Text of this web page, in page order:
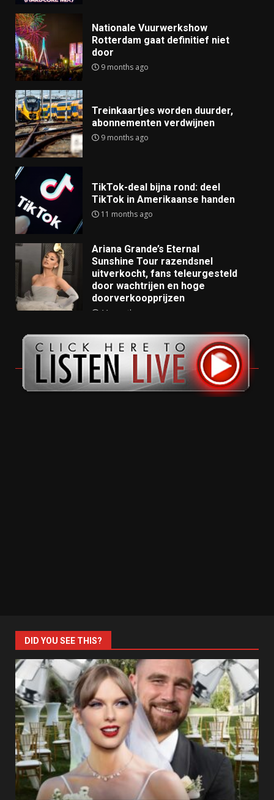
Nationale Vuurwerkshow
Rotterdam gaat definitief niet
door
9 months ago
Treinkaartjes worden duurder,
abonnementen verdwijnen
9 months ago
TikTok-deal bijna rond: deel
TikTok in Amerikaanse handen
11 months ago
Ariana Grande’s Eternal
Sunshine Tour razendsnel
uitverkocht, fans teleurgesteld
door wachtrijen en hoge
doorverkoopprijzen
11 months ago
DID YOU SEE THIS?